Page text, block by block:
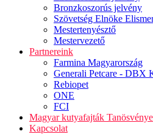
Bronzkoszorús jelvény
Szövetség Elnöke
Mestertenyésztő
Mestervezető
Partnereink
Farmina Magyarország
Generali Petcare - DBX
Rebiopet
ONE
FCI
Magyar kutyafajták Tanösvénye
Kapcsolat